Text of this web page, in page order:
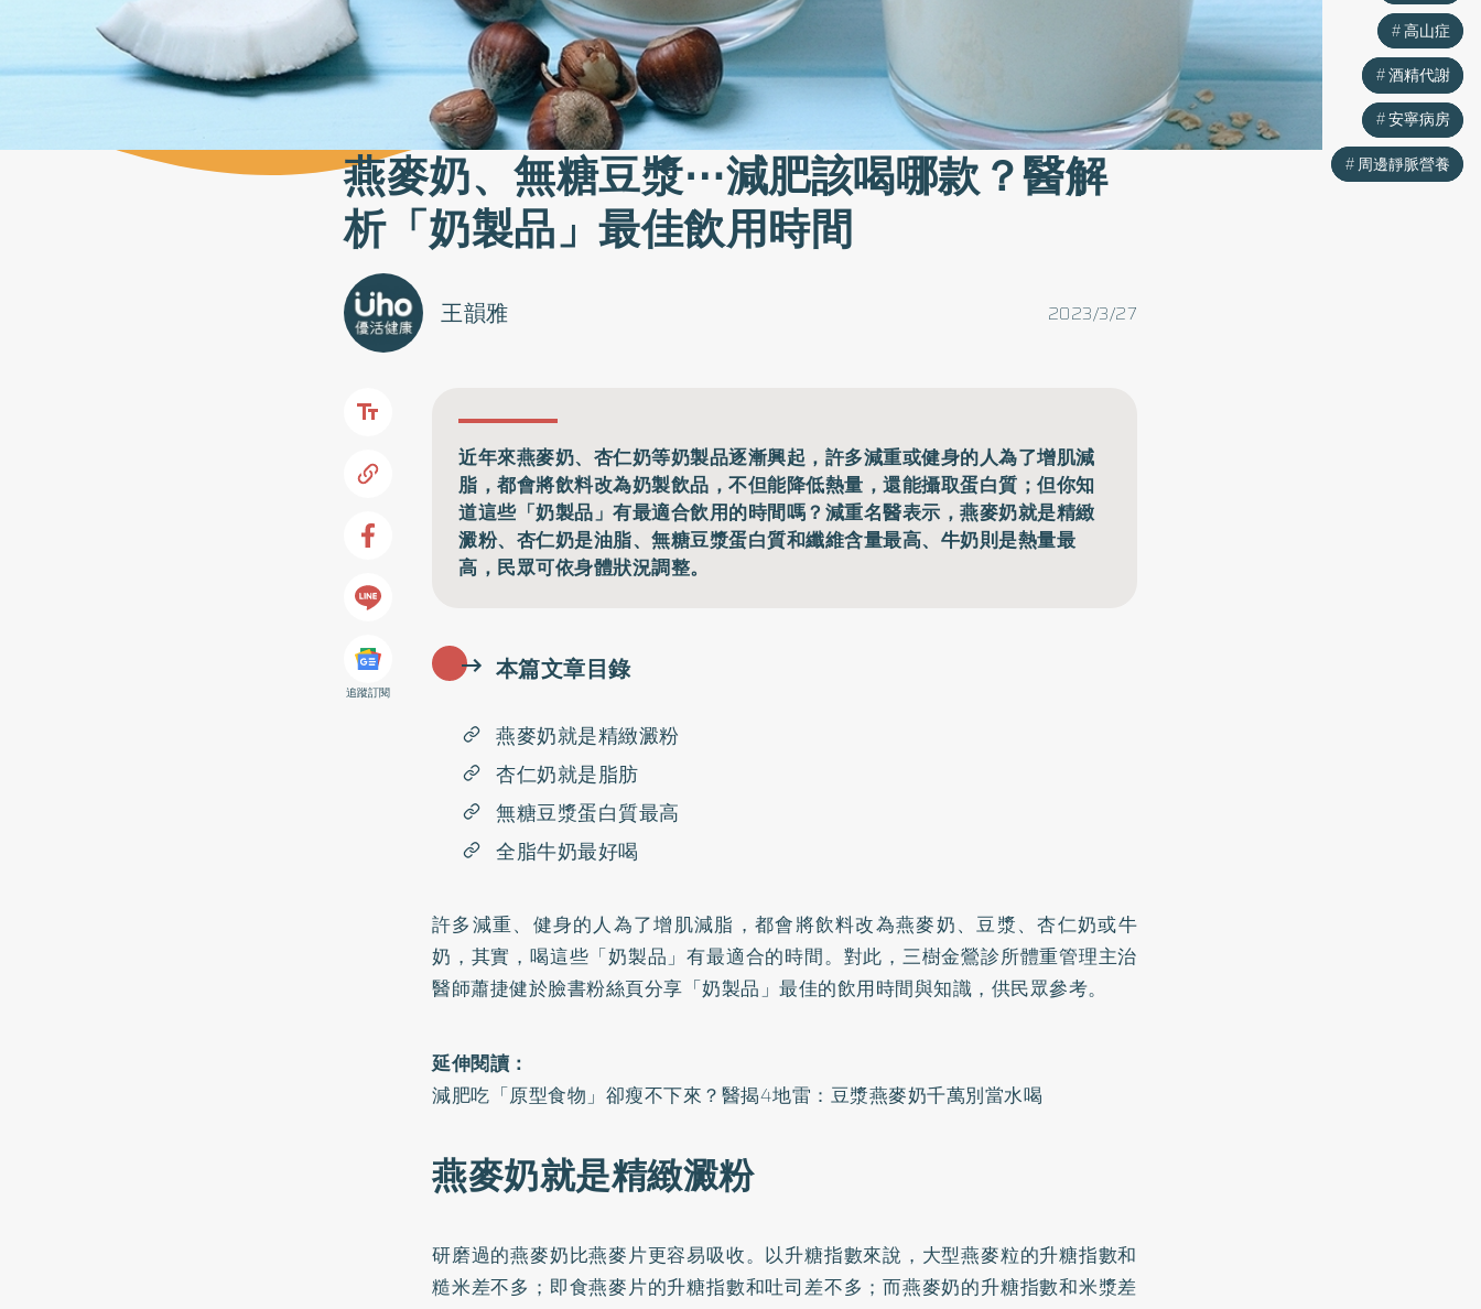
燕麥奶、無糖豆漿⋯減肥該喝哪款？醫解
析「奶製品」最佳飲用時間
2023/3/27
王韻雅
追蹤訂閱
近年來燕麥奶、杏仁奶等奶製品逐漸興起，許多減重或健身的人為了增肌減
脂，都會將飲料改為奶製飲品，不但能降低熱量，還能攝取蛋白質；但你知
道這些「奶製品」有最適合飲用的時間嗎？減重名醫表示，燕麥奶就是精緻
澱粉、杏仁奶是油脂、無糖豆漿蛋白質和纖維含量最高、牛奶則是熱量最
高，民眾可依身體狀況調整。
本篇文章目錄
燕麥奶就是精緻澱粉
杏仁奶就是脂肪
無糖豆漿蛋白質最高
全脂牛奶最好喝
許多減重、健身的人為了增肌減脂，都會將飲料改為燕麥奶、豆漿、杏仁奶或牛
奶，其實，喝這些「奶製品」有最適合的時間。對此，三樹金鶯診所體重管理主治
醫師蕭捷健於臉書粉絲頁分享「奶製品」最佳的飲用時間與知識，供民眾參考。
延伸閱讀：
減肥吃「原型食物」卻瘦不下來？醫揭4地雷：豆漿燕麥奶千萬別當水喝
燕麥奶就是精緻澱粉
研磨過的燕麥奶比燕麥片更容易吸收。以升糖指數來說，大型燕麥粒的升糖指數和
糙米差不多；即食燕麥片的升糖指數和吐司差不多；而燕麥奶的升糖指數和米漿差
高山症
酒精代謝
安寧病房
周邊靜脈營養
高山症
酒精代謝
安寧病房
周邊靜脈營養